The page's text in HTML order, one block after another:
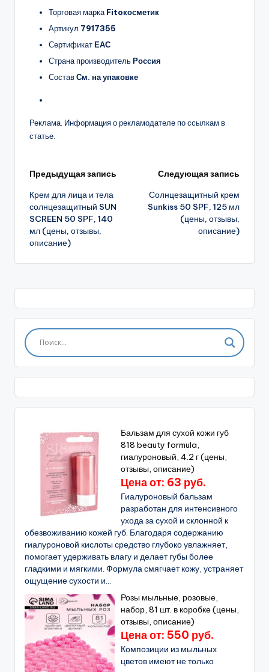
Торговая марка Fitoкосметик
Артикул 7917355
СертификатЕАС
Страна производительРоссия
СоставСм. на упаковке
Реклама. Информация о рекламодателе по ссылкам в
статье.
Навигация
записи
Предыдущая запись
Крем для лица и тела
солнцезащитный SUN
SCREEN 50 SPF, 140
мл (цены, отзывы,
описание)
Следующая запись
Солнцезащитный крем
Sunkiss 50 SPF, 125 мл
(цены, отзывы,
описание)
Бальзам для сухой кожи губ
818 beauty formula,
гиалуроновый, 4.2 г (цены,
отзывы, описание)
Цена от: 63 руб.
Гиалуроновый бальзам
разработан для интенсивного
ухода за сухой и склонной к
обезвоживанию кожей губ. Благодаря содержанию
гиалуроновой кислоты средство глубоко увлажняет,
помогает удерживать влагу и делает губы более
гладкими и мягкими. Формула смягчает кожу, устраняет
ощущение сухости и...
Розы мыльные, розовые,
набор, 81 шт. в коробке (цены,
отзывы, описание)
Цена от: 550 руб.
Композиции из мыльных
цветов имеют не только